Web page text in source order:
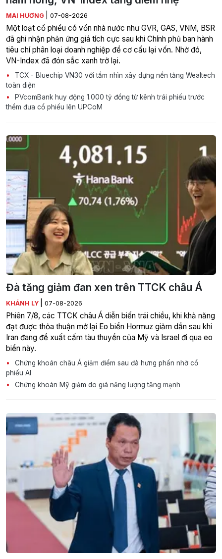
MAI HƯƠNG 07-08-2026
Một loạt cổ phiếu có vốn nhà nước như GVR, GAS, VNM, BSR
đã ghi nhận phản ứng giá tích cực sau khi Chính phủ ban hành
tiêu chí phân loại doanh nghiệp để cơ cấu lại vốn. Nhờ đó,
VN-Index đã đón sắc xanh trở lại.
TCX - Bluechip VN30 với tầm nhìn xây dựng nền tảng Wealtech
toàn diện
PVcomBank huy động 1.000 tỷ đồng từ kênh trái phiếu trước
thềm đưa cổ phiếu lên UPCoM
Đà tăng giảm đan xen trên TTCK châu Á
KHÁNH LY 07-08-2026
Phiên 7/8, các TTCK châu Á diễn biến trái chiều, khi khả năng
đạt được thỏa thuận mở lại Eo biển Hormuz giảm dần sau khi
Iran đang đề xuất cấm tàu thuyền của Mỹ và Israel đi qua eo
biển này.
Chứng khoán châu Á giảm điểm sau đà hưng phấn nhờ cổ
phiếu AI
Chứng khoán Mỹ giảm do giá năng lượng tăng mạnh